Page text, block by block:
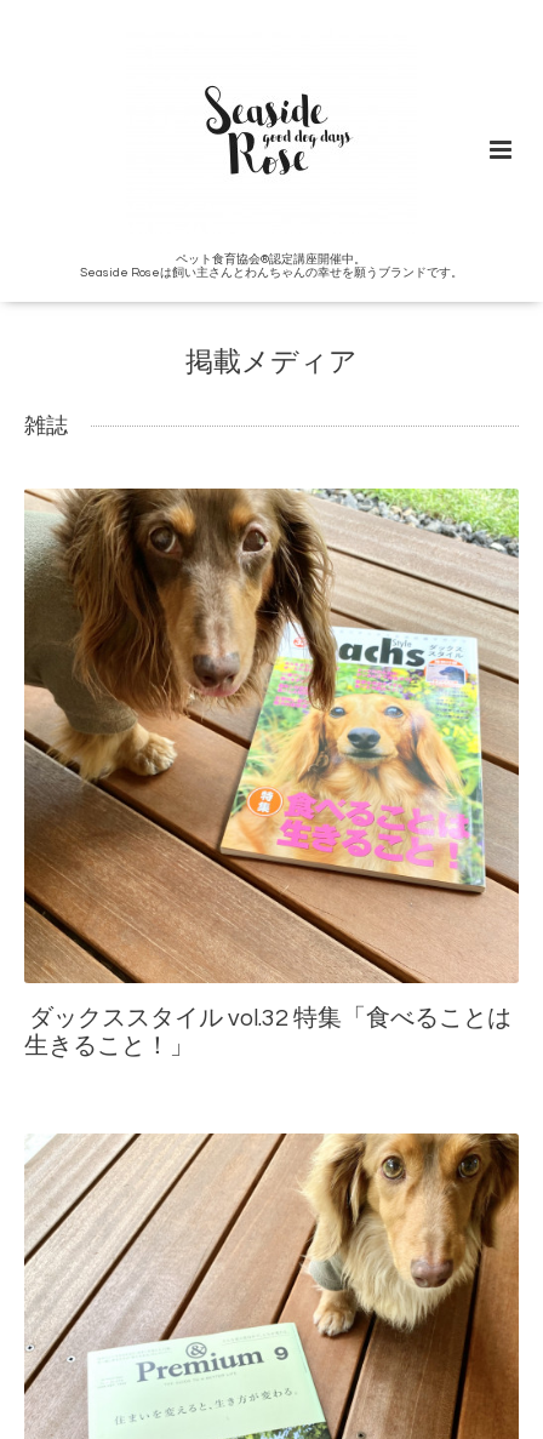
ペット食育協会®︎認定講座開催中。
Seaside Roseは飼い主さんとわんちゃんの幸せを願うブランドです。
掲載メディア
雑誌
ダックススタイル vol.32 特集「食べることは
生きること！」